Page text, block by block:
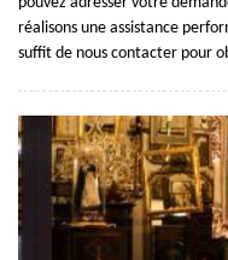
réalisons une assistance
suffit de nous contacter pour